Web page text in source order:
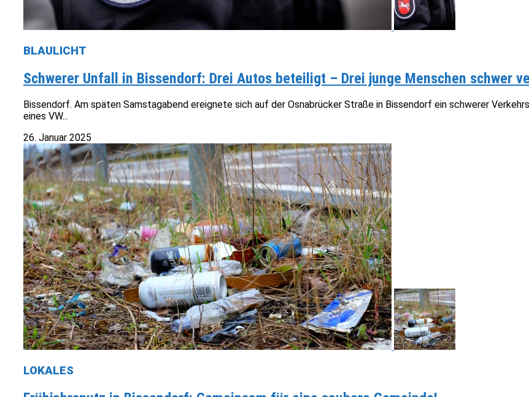
BLAULICHT
Schwerer Unfall in Bissendorf: Drei Autos beteiligt – Drei junge Menschen schwer
Bissendorf. Am späten Samstagabend ereignete sich auf der Osnabrücker Straße in Bissendorf ein schwerer
eines VW...
26. Januar 2025
LOKALES